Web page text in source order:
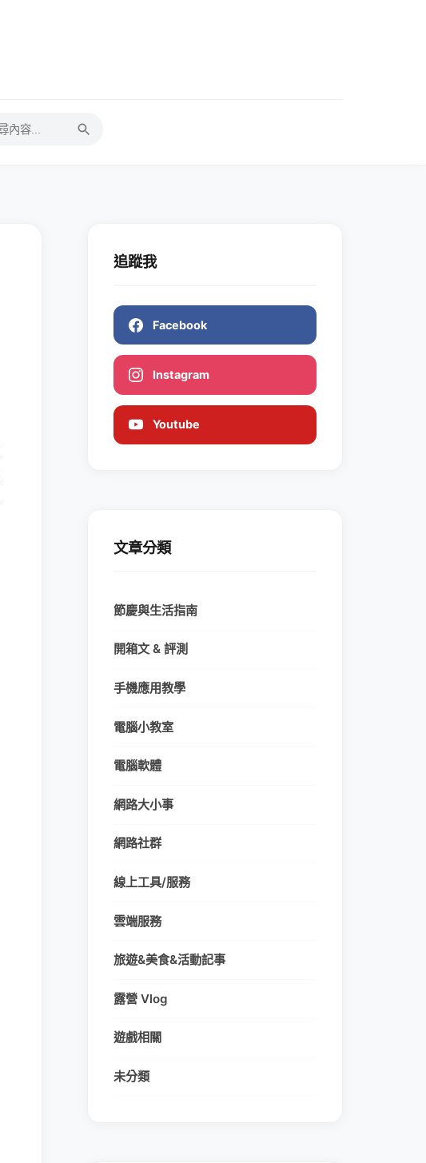
追蹤我
Facebook
Instagram
Youtube
文章分類
節慶與生活指南
開箱文 & 評測
手機應用教學
電腦小教室
電腦軟體
網路大小事
網路社群
線上工具/服務
雲端服務
旅遊&美食&活動記事
露營 Vlog
遊戲相關
未分類